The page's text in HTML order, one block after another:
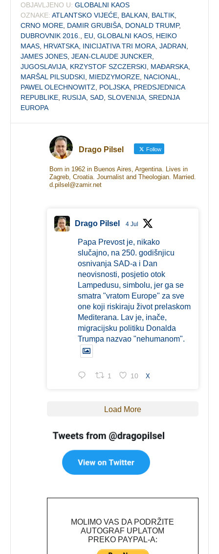
OBJAVLJENO U: GLOBALNI KAOS
OZNAKE: ATLANTSKO VIJEĆE BALKAN BALTIK
CRNO MORE DAMIR GRUBIŠA DONALD TRUMP,
DUBROVNIK 2016.
EU ,GLOBALNI KAOS HEIKO
MAAS HRVATSKA INICIJATIVA TRI MORA ,JADRAN
JAMES JONES ,JEAN-CLAUDE JUNCKER
JUGOSLAVIJA KRZYSTOF SZCZERSKI MAĐARSKA
MARŠAL PILSUDSKI
MIEDZYMORZE NACIONAL
PAWEL OLECHNOWITZ
POLJSKA PREDSJEDNICA
REPUBLIKE RUSIJA ,SAD ,SLOVENIJA ,SREDNJA
EUROPA
Drago Pilsel Follow
Born in 1962 in Buenos Aires, Argentina. Lives in
Zagreb, Croatia. Journalist and Theologian. Married.
d.pilsel@zamir.net
Drago Pilsel 4 Jul
Papa Prevost je, nikako
slučajno, na 250. godišnjicu
osnivanja SAD-a i Dan
neovisnosti, posjetio otok
Lampedusu, simbolu, jer ga se
smatra "vratom Europe" za sve
one koji riskiraju život prelaskom
Mediterana. Lav je, inače,
migracijsku politiku Donalda
Trumpa nazvao "nehumanom".
1 10 X
Load More
MOLIMO VAS DA PODRŽITE
AUTOGRAF UPLATOM
PREKO PAYPAL-A: